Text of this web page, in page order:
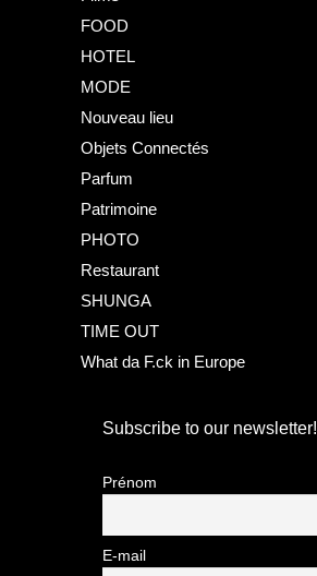
FOOD
HOTEL
MODE
Nouveau lieu
Objets Connectés
Parfum
Patrimoine
PHOTO
Restaurant
SHUNGA
TIME OUT
What da F.ck in Europe
Subscribe to our newsletter!
Prénom
E-mail